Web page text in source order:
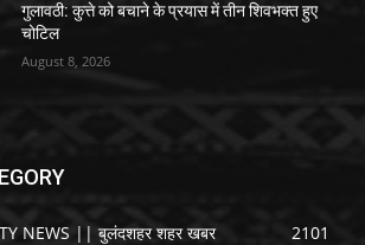
गुलावठी: कुत्ते को बचाने के प्रयास में तीन शिवभक्त हुए
चोटिल
August 8, 2026
NEWS || बुलंदशहर शहर खबर
2101